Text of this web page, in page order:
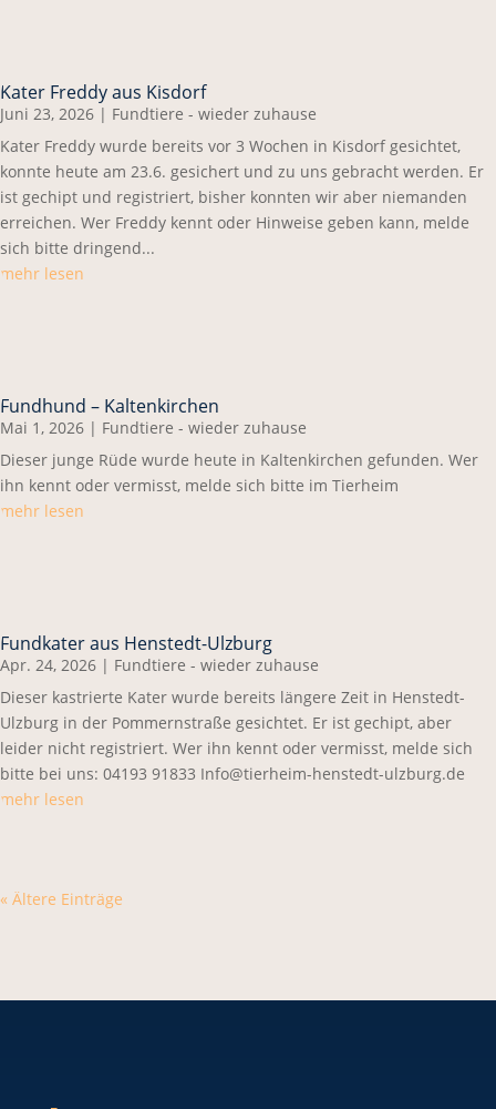
Kater Freddy aus Kisdorf
Juni 23, 2026 | Fundtiere - wieder zuhause
Kater Freddy wurde bereits vor 3 Wochen in Kisdorf gesichtet,
konnte heute am 23.6. gesichert und zu uns gebracht werden. Er
ist gechipt und registriert, bisher konnten wir aber niemanden
erreichen. Wer Freddy kennt oder Hinweise geben kann, melde
sich bitte dringend...
mehr lesen
Fundhund – Kaltenkirchen
Mai 1, 2026 | Fundtiere - wieder zuhause
Dieser junge Rüde wurde heute in Kaltenkirchen gefunden. Wer
ihn kennt oder vermisst, melde sich bitte im Tierheim
mehr lesen
Fundkater aus Henstedt-Ulzburg
Apr. 24, 2026 | Fundtiere - wieder zuhause
Dieser kastrierte Kater wurde bereits längere Zeit in Henstedt-
Ulzburg in der Pommernstraße gesichtet. Er ist gechipt, aber
leider nicht registriert. Wer ihn kennt oder vermisst, melde sich
bitte bei uns: 04193 91833 Info@tierheim-henstedt-ulzburg.de
mehr lesen
« Ältere Einträge